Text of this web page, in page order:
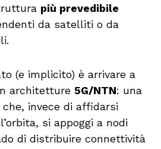
più prevedibile
da satelliti o da
(e implicito) è arrivare a
architetture 5G/NTN: una
invece di affidarsi
si appoggi a nodi
di distribuire connettività